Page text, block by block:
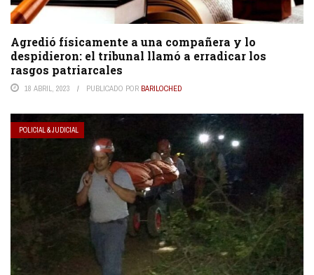
Agredió físicamente a una compañera y lo
despidieron: el tribunal llamó a erradicar los
rasgos patriarcales
18 ABRIL, 2023 PUBLICADO POR BARILOCHED
POLICIAL & JUDICIAL